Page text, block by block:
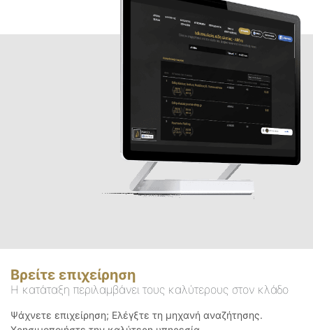
Βρείτε επιχείρηση
Η κατάταξη περιλαμβάνει τους καλύτερους στον κλάδο
Ψάχνετε επιχείρηση; Ελέγξτε τη μηχανή αναζήτησης.